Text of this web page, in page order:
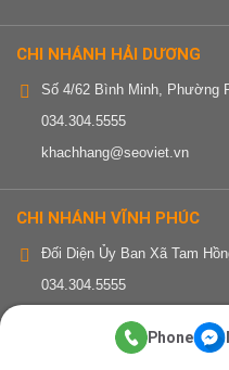
CHI NHÁNH HẢI DƯƠNG
Số 4/62 Bình Minh, Phường
034.304.5555
khachhang@seoviet.vn
CHI NHÁNH VĨNH PHÚC
Đối Diện Ủy Ban Xã Tam
034.304.5555
Phone